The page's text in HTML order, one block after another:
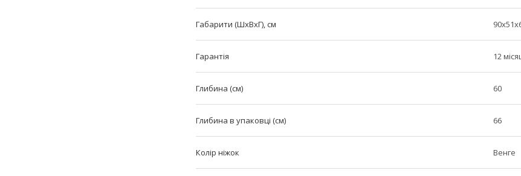
Габарити (ШхВxГ), см
Гарантія 12
Глибина (см) 60
Глибина в упаковці (см) 66
Колір ніжок Венге